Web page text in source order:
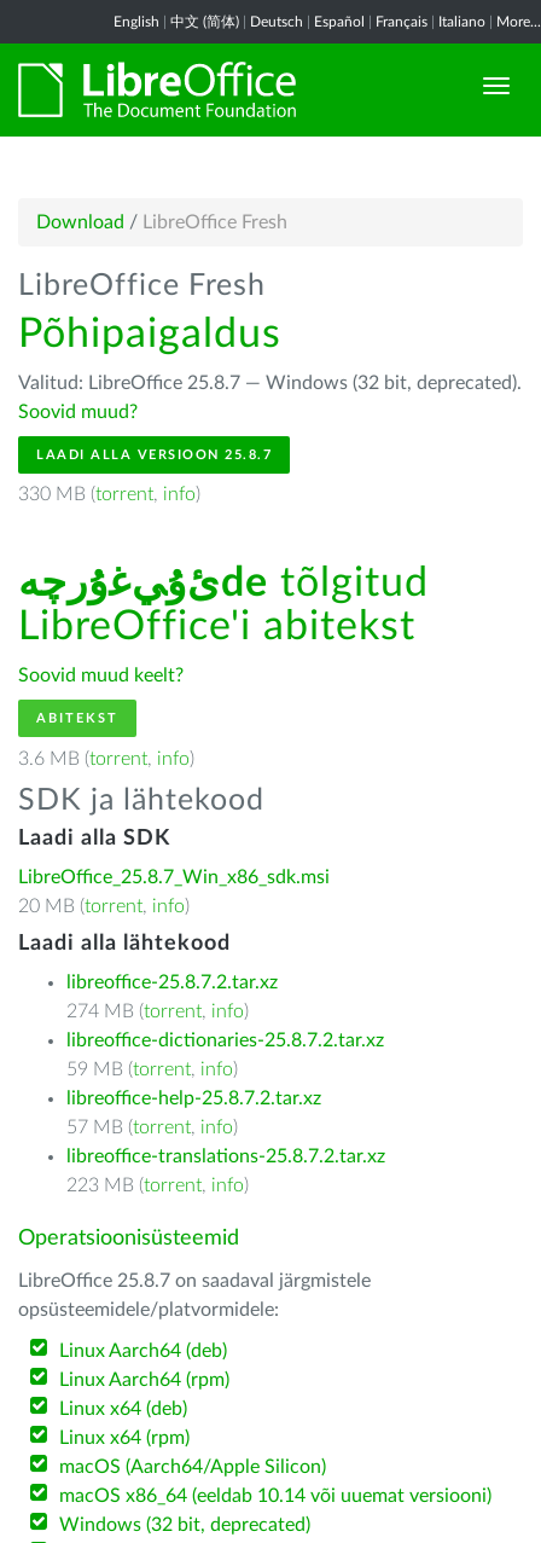
English 中文 (简体) Deutsch Español Français Italiano More...
Download / LibreOffice Fresh
LibreOffice Fresh
Põhipaigaldus
Valitud: LibreOffice 25.8.7 — Windows (32 bit, deprecated).
Soovid muud?
LAADI ALLA VERSIOON 25.8.7
330 MB (torrent, info)
ﺉۇﻲﻏۇﺭچەde tõlgitud
LibreOffice'i abitekst
Soovid muud keelt?
ABITEKST
3.6 MB (torrent, info)
SDK ja lähtekood
Laadi alla SDK
LibreOffice_25.8.7_Win_x86_sdk.msi
20 MB (torrent, info)
Laadi alla lähtekood
libreoffice-25.8.7.2.tar.xz
274 MB (torrent, info)
libreoffice-dictionaries-25.8.7.2.tar.xz
59 MB (torrent, info)
libreoffice-help-25.8.7.2.tar.xz
57 MB (torrent, info)
libreoffice-translations-25.8.7.2.tar.xz
223 MB (torrent, info)
Operatsioonisüsteemid
LibreOffice 25.8.7 on saadaval järgmistele
opsüsteemidele/platvormidele:
Linux Aarch64 (deb)
Linux Aarch64 (rpm)
Linux x64 (deb)
Linux x64 (rpm)
macOS (Aarch64/Apple Silicon)
macOS x86_64 (eeldab 10.14 või uuemat versiooni)
Windows (32 bit, deprecated)